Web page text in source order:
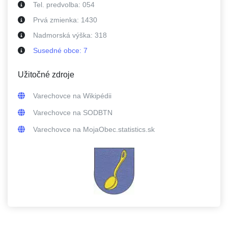
Tel. predvolba: 054
Prvá zmienka: 1430
Nadmorská výška: 318
Susedné obce: 7
Užitočné zdroje
Varechovce na Wikipédii
Varechovce na SODBTN
Varechovce na MojaObec.statistics.sk